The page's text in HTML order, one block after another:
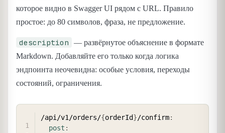
которое видно в Swagger UI рядом с URL. Правило
простое: до 80 символов, фраза, не предложение.
description
— развёрнутое объяснение в формате
Markdown. Добавляйте его только когда логика
эндпоинта неочевидна: особые условия, переходы
состояний, ограничения.
/api/v1/orders/{orderId}/confirm:
post :